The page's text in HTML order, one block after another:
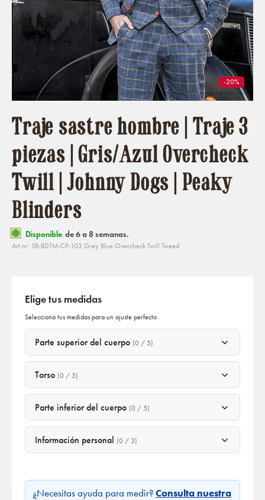
-20%
Traje sastre hombre | Traje 3
piezas | Gris/Azul Overcheck
Twill | Johnny Dogs | Peaky
Blinders
Disponible de 6 a 8 semanas.
Art.nr: SB-BDTM-CP-103 Grey Blue Overcheck Twill Tweed
Elige tus medidas
Selecciona tus medidas para un ajuste perfecto
Parte superior del cuerpo (0 / 5)
Torso (0 / 3)
Parte inferior del cuerpo (0 / 5)
Información personal (0 / 3)
¿Necesitas ayuda para medir? Consulta nuestra